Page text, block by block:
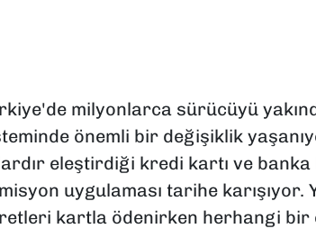
milyonlarca sürücüyü
önemli bir değişiklik
eleştirdiği kredi kartı ve
uygulaması tarihe karışıyor.
kartla ödenirken herhangi bir